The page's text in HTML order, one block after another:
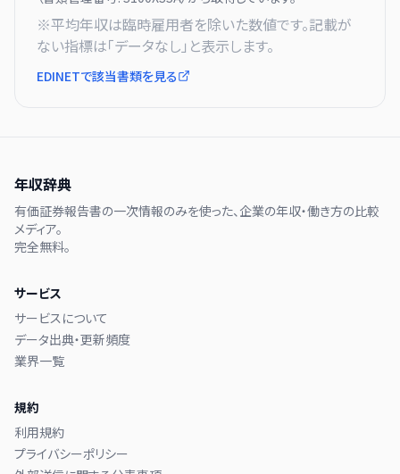
※平均年収は臨時雇用者を除いた数値です。記載が
ない指標は「データなし」と表示します。
EDINETで該当書類を見る
年収辞典
有価証券報告書の一次情報のみを使った、企業の年収・働き方の比較
メディア。
完全無料。
サービス
サービスについて
データ出典・更新頻度
業界一覧
規約
利用規約
プライバシーポリシー